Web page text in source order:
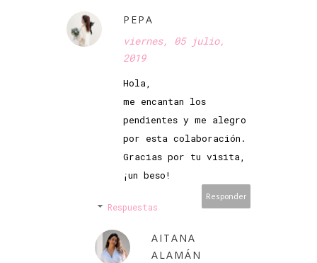
PEPA
viernes, 05 julio,
2019
Hola,
me encantan los
pendientes y me alegro
por esta colaboración.
Gracias por tu visita,
¡un beso!
Responder
Respuestas
AITANA
ALAMÁN